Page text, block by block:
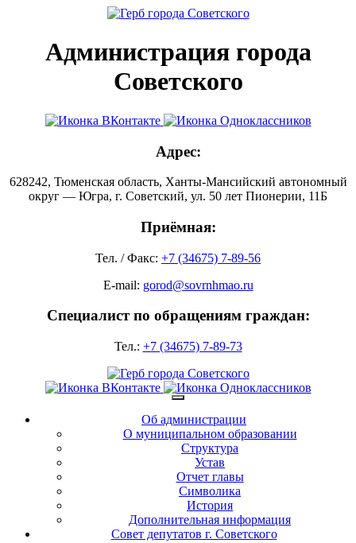
Администрация города
Советского
Адрес:
628242, Тюменская область, Ханты-Мансийский автономный
округ — Югра, г. Советский, ул. 50 лет Пионерии, 11Б
Приёмная:
Тел. / Факс: +7 (34675) 7-89-56
E-mail: gorod@sovrnhmao.ru
Специалист по обращениям граждан:
Тел.: +7 (34675) 7-89-73
Об администрации
О муниципальном образовании
Структура
Устав
Отчет главы
Символика
История
Дополнительная информация
Совет депутатов г. Советского